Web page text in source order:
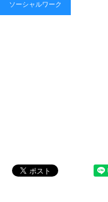
ソーシャルワーク